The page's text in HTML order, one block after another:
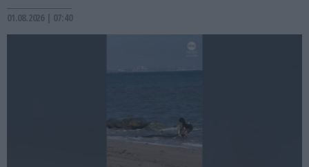
01.08.2026 | 07:40